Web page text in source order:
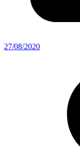
27/08/2020